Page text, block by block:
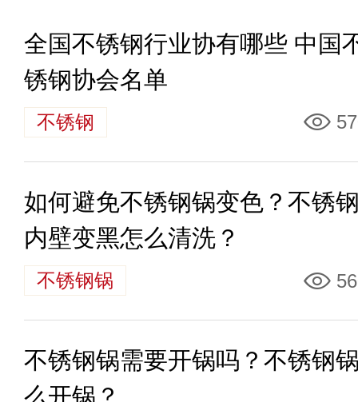
全国不锈钢行业协有哪些 中国
锈钢协会名单
不锈钢
如何避免不锈钢锅变色？不锈
内壁变黑怎么清洗？
不锈钢锅
不锈钢锅需要开锅吗？不锈钢
么开锅？